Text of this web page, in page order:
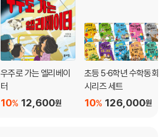
우주로 가는 엘리베이
터
12,600원
10%
초등 5·6학년 수학동화
시리즈 세트
126,000원
10%